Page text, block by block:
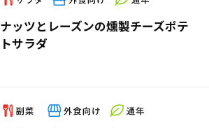
ナッツとレーズンの燻製チーズポテ
トサラダ